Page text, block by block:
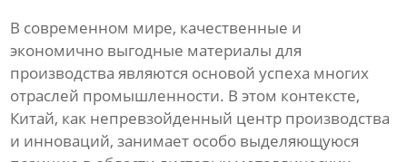
В современном мире, качественные и
экономично выгодные материалы для
производства являются основой успеха многих
отраслей промышленности. В этом контексте,
Китай, как непревзойденный центр производства
и инноваций, занимает особо выделяющуюся